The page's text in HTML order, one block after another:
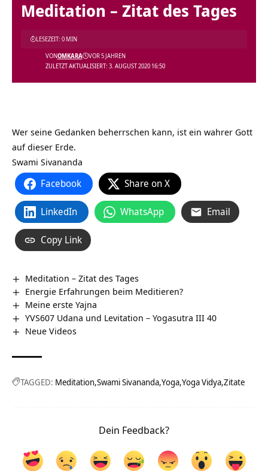
Meditation – Zitat des Tages
ZULETZT AKTUALISIERT: 3. AUGUST 2020 16:50
VONOMKARA VOR 5 JAHREN
LESEZEIT: 0 MIN
Wer seine Gedanken beherrschen kann, ist ein wahrer Gott
auf dieser Erde.
Swami Sivananda
Facebook Share on X
LinkedIn WhatsApp Email
Copy Link
Meditation – Zitat des Tages
Energie Erfahrungen beim Meditieren?
Meine erste Yajna
YVS607 Udana und Levitation – Yogasutra III 40
Neue Videos
TAGGED: Meditation Swami Sivananda Yoga Yoga Vidya Zitate
Dein Feedback?